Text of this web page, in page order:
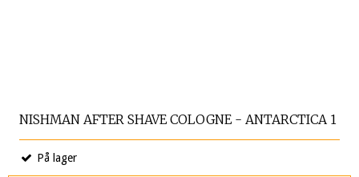
NISHMAN AFTER SHAVE COLOGNE - ANTARCTICA 1
På lager